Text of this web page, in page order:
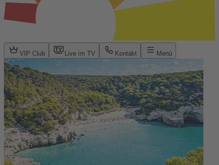
VIP Club Live im TV Kontakt Menü